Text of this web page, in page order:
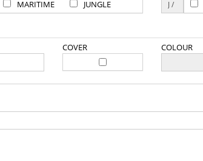
MARITIME JUNGLE
COVER COLOUR